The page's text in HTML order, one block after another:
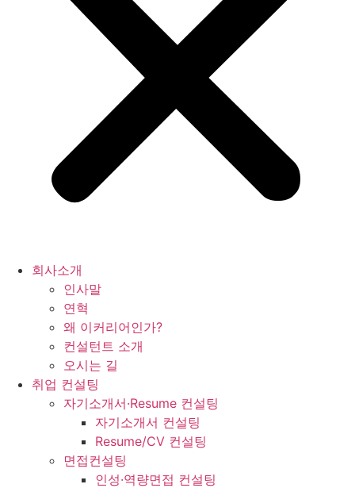
회사소개
인사말
연혁
왜 이커리어인가?
컨설턴트 소개
오시는 길
취업 컨설팅
자기소개서·Resume 컨설팅
자기소개서 컨설팅
Resume/CV 컨설팅
면접컨설팅
인성·역량면접 컨설팅